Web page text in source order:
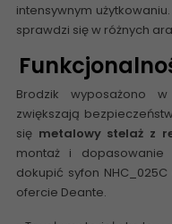
intensywnym
sprawdzi się w różnych
Brodzik wyposażono
zwiększają
się metalowy stelaż z
montaż i dopasowanie
dokupić syfon
ofercie Deante.